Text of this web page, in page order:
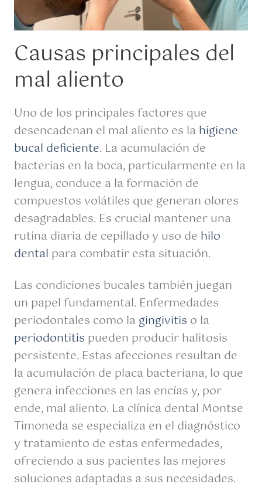
Causas principales del
mal aliento
Uno de los principales factores que
desencadenan el mal aliento es la higiene
bucal deficiente. La acumulación de
bacterias en la boca, particularmente en la
lengua, conduce a la formación de
compuestos volátiles que generan olores
desagradables. Es crucial mantener una
rutina diaria de cepillado y uso de hilo
dental para combatir esta situación.
Las condiciones bucales también juegan
un papel fundamental. Enfermedades
periodontales como lagingivitis o la
periodontitis pueden producir halitosis
persistente. Estas afecciones resultan de
la acumulación de placa bacteriana, lo que
genera infecciones en las encías y, por
ende, mal aliento. La clínica dental Montse
Timoneda se especializa en el diagnóstico
y tratamiento de estas enfermedades,
ofreciendo a sus pacientes las mejores
soluciones adaptadas a sus necesidades.